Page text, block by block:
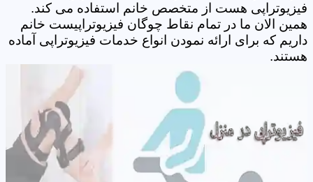
فیزیوتراپی هست از متخصص خانم استفاده می کند.
همین الان ما در تمام نقاط چوگان فیزیوتراپیست خانم
داریم که برای ارائه نمودن انواع خدمات فیزیوتراپی آماده
هستند.